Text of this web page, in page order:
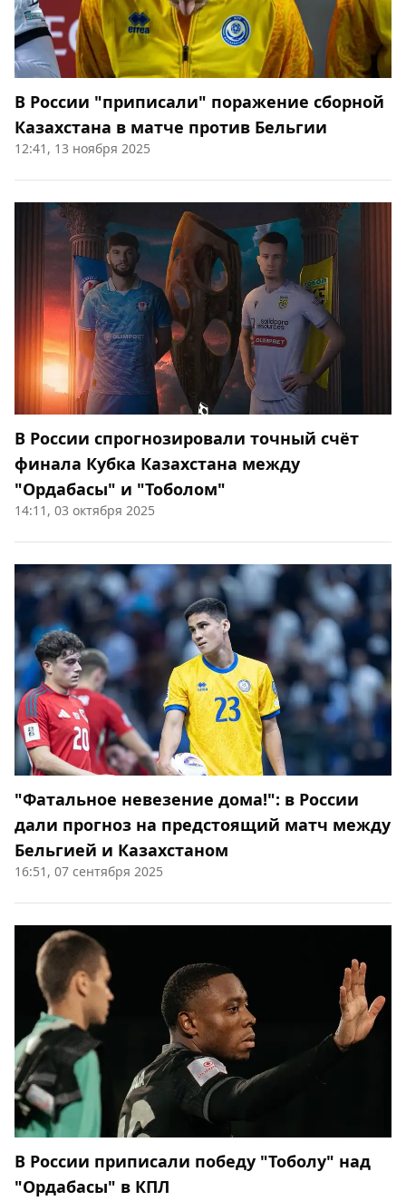
В России "приписали" поражение сборной
Казахстана в матче против Бельгии
12:41, 13 ноября 2025
В России спрогнозировали точный счёт
финала Кубка Казахстана между
"Ордабасы" и "Тоболом"
14:11, 03 октября 2025
"Фатальное невезение дома!": в России
дали прогноз на предстоящий матч между
Бельгией и Казахстаном
16:51, 07 сентября 2025
В России приписали победу "Тоболу" над
"Ордабасы" в КПЛ